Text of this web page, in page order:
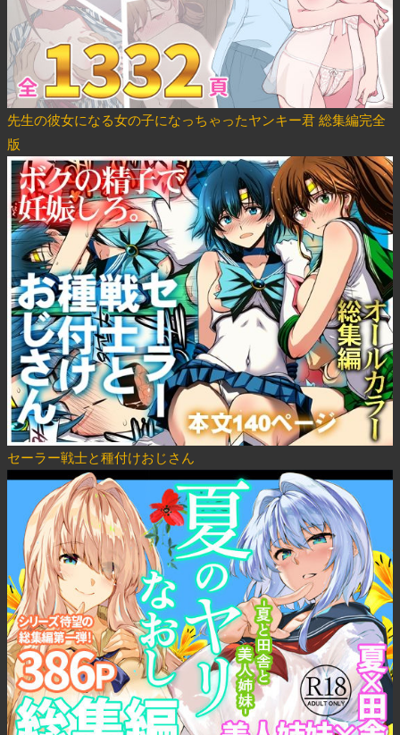
先生の彼女になる女の子になっちゃったヤンキー君 総集編完全
版
セーラー戦士と種付けおじさん